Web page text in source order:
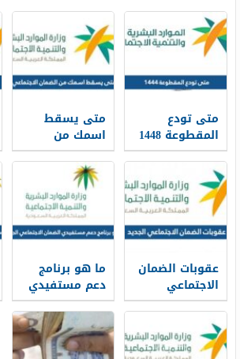
متى تودع
المقطوعة 1448
وطريقة
الاستعلام
وشروط التقديم
متى يسقط
اسمك من
الضمان
الاجتماعي 1448
عقوبات الضمان
الاجتماعي
الجديد 1448
وزارة الموارد
البشرية
ما هو برنامج
دعم مستفيدي
الضمان
الاجتماعي
الجديد 1448